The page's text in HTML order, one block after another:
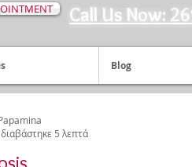
Call Us Now:
Blog
διαβάστηκε 5 λεπτά